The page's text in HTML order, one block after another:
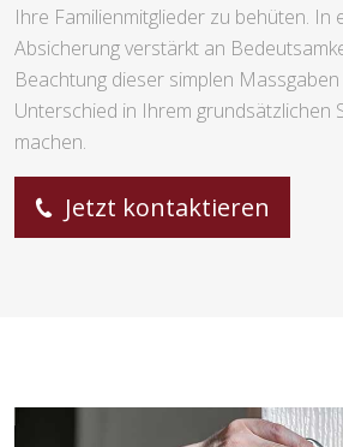
Ihre Familienmitglieder zu behüten. In
Absicherung verstärkt an
Beachtung dieser simplen
Unterschied in Ihrem grundsätzlichen
machen.
Jetzt kontaktieren